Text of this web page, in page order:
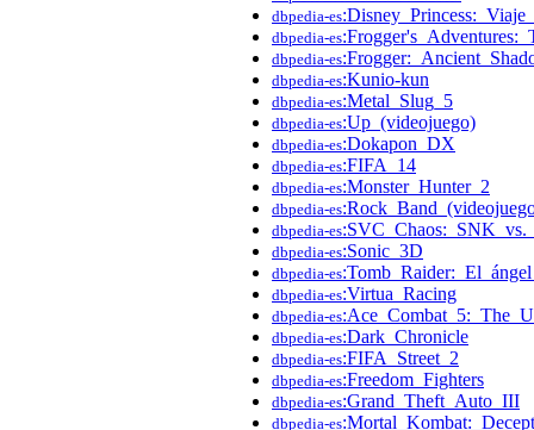
dbpedia-es
dbpedia-es
dbpedia-es
dbpedia-es:Kunio-kun
dbpedia-es:Metal_Slug_5
dbpedia-es:Up_(videojuego)
dbpedia-es:Dokapon_DX
dbpedia-es:FIFA_14
dbpedia-es:Monster_Hunter_2
dbpedia-es
dbpedia-es
dbpedia-es:Sonic_3D
dbpedia-es
dbpedia-es:Virtua_Racing
dbpedia-es
dbpedia-es:Dark_Chronicle
dbpedia-es:FIFA_Street_2
dbpedia-es:Freedom_Fighters
dbpedia-es:Grand_Theft_Auto_III
dbpedia-es